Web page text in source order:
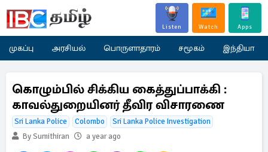
Listen Watch Apps
முகப்பு அரசியல் பொருளாதாரம் சமூகம் இந்தியா
கொழும்பில் சிக்கிய கைத்துப்பாக்கி :
காவல்துறையினர் தீவிர விசாரணை
Sri Lanka Police Colombo
Sri Lanka Police Investigation
By Sumithiran
a year ago